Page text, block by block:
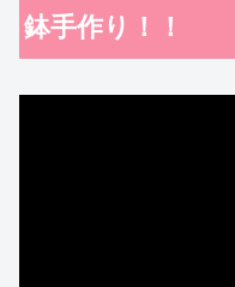
鉢手作り！！